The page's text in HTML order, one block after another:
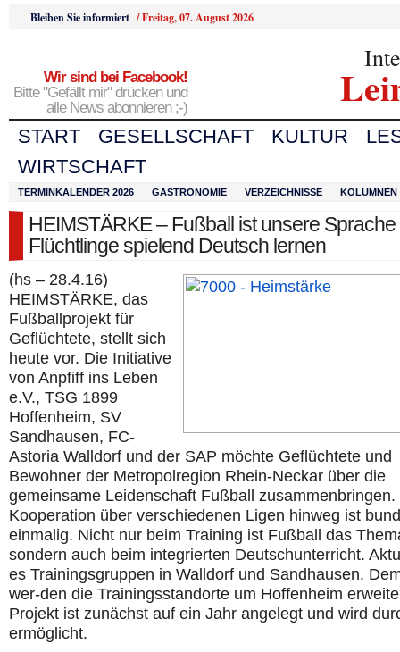
Bleiben Sie informiert /Freitag, 07. August 2026
Wir sind bei Facebook!
Bitte "Gefällt mir" drücken und
alle News abonnieren ;-)
START GESELLSCHAFT KULTUR
WIRTSCHAFT
TERMINKALENDER 2026 GASTRONOMIE VERZEICHNISSE KOLUMNEN
HEIMSTÄRKE – Fußball ist unsere
Flüchtlinge spielend Deutsch lernen
(hs – 28.4.16)
HEIMSTÄRKE, das
Fußballprojekt für
Geflüchtete, stellt sich
heute vor. Die Initiative
von Anpfiff ins Leben
e.V., TSG 1899
Hoffenheim, SV
Sandhausen, FC-
Astoria Walldorf und der SAP möchte Geflüchtete und
Bewohner der Metropolregion Rhein-Neckar über die
gemeinsame Leidenschaft Fußball zusammenbringen.
Kooperation über verschiedenen Ligen hinweg ist
einmalig. Nicht nur beim Training ist Fußball das
sondern auch beim integrierten Deutschunterricht.
es Trainingsgruppen in Walldorf und Sandhausen.
wer-den die Trainingsstandorte um Hoffenheim
Projekt ist zunächst auf ein Jahr angelegt und wird
ermöglicht.